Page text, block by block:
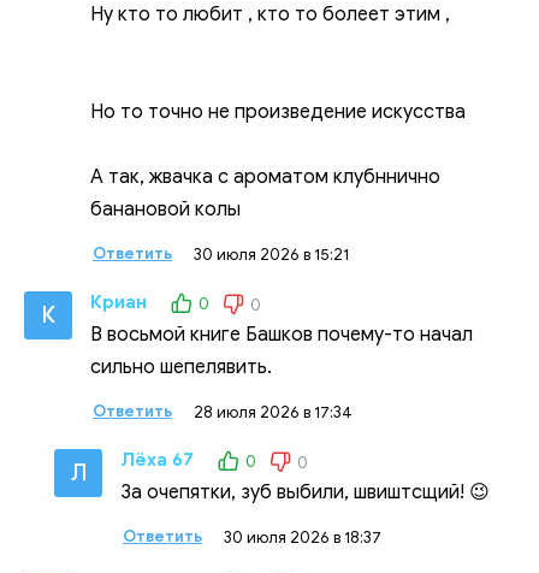
Ну кто то любит , кто то болеет этим ,
Но то точно не произведение искусства
А так, жвачка с ароматом клубннично
банановой колы
Ответить 30 июля 2026 в 15:21
К Криан 0 0
В восьмой книге Башков почему-то начал
сильно шепелявить.
Ответить 28 июля 2026 в 17:34
Л Лёха 67 0 0
За очепятки, зуб выбили, швиштсщий! 😉
Ответить 30 июля 2026 в 18:37